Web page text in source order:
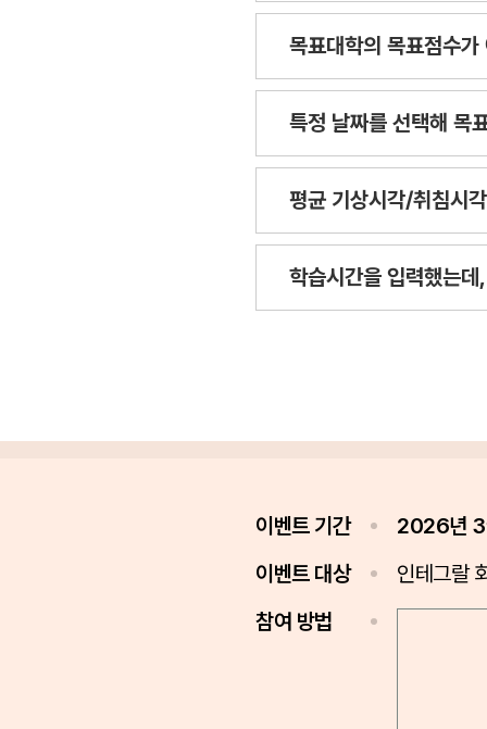
Prev
목표대학의 목표점수
특정 날짜를 선택해 목
평균 기상시각/취침시
학습시간을 입력했는
이벤트 기간
2026년 3
이벤트 대상
인테그랄
참여 방법